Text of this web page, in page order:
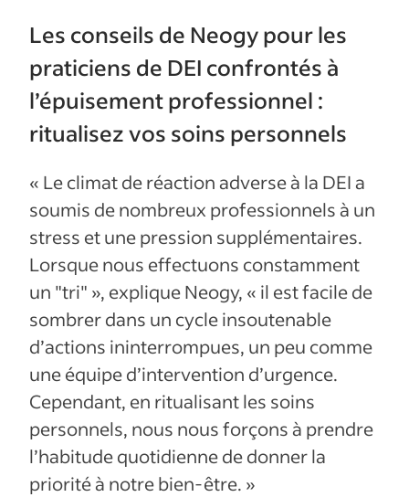
Les conseils de Neogy pour les
praticiens de DEI confrontés à
l’épuisement professionnel :
ritualisez vos soins personnels
« Le climat de réaction adverse à la DEI a
soumis de nombreux professionnels à un
stress et une pression supplémentaires.
Lorsque nous effectuons constamment
un "tri" », explique Neogy, « il est facile de
sombrer dans un cycle insoutenable
d’actions ininterrompues, un peu comme
une équipe d’intervention d’urgence.
Cependant, en ritualisant les soins
personnels, nous nous forçons à prendre
l’habitude quotidienne de donner la
priorité à notre bien-être. »